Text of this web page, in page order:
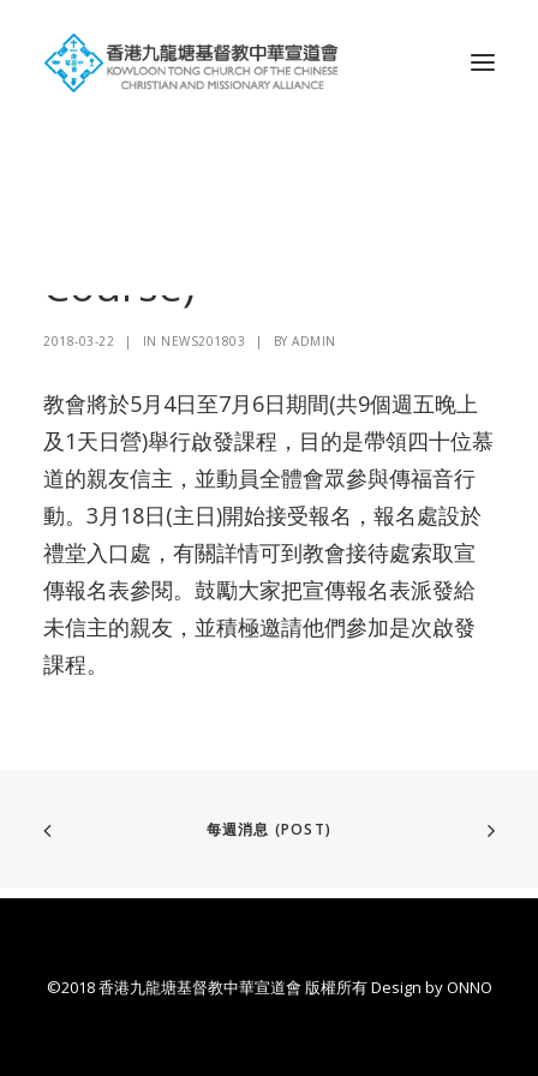
Course)
2018-03-22 | IN NEWS201803 | BY ADMIN
教會將於5月4日至7月6日期間(共9個週五晚上
及1天日營)舉行啟發課程，目的是帶領四十位慕
道的親友信主，並動員全體會眾參與傳福音行
動。3月18日(主日)開始接受報名，報名處設於
禮堂入口處，有關詳情可到教會接待處索取宣
傳報名表參閱。鼓勵大家把宣傳報名表派發給
未信主的親友，並積極邀請他們參加是次啟發
課程。
每週消息 (POST)
©2018 香港九龍塘基督教中華宣道會 版權所有 Design byONNO